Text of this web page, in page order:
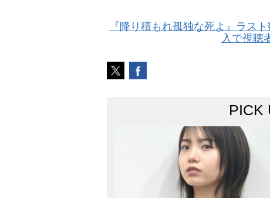
『降り積もれ孤独な死よ』ラス
入で視聴
PICK